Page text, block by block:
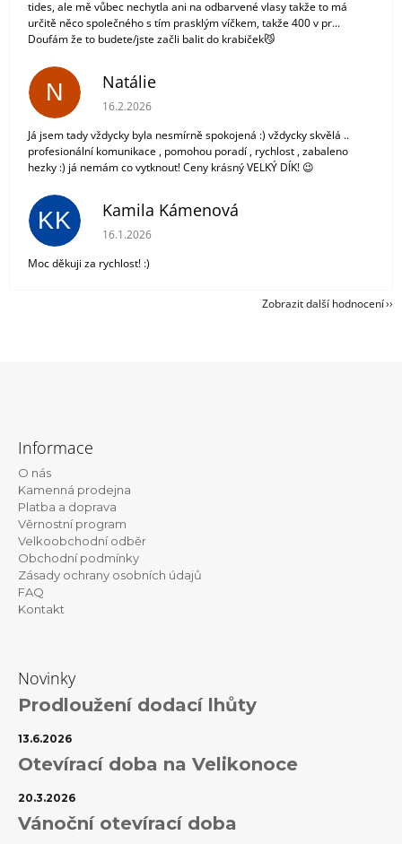
tides, ale mě vůbec nechytla ani na odbarvené vlasy takže to má
určitě něco společného s tím prasklým víčkem, takže 400 v pr...
Doufám že to budete/jste začli balit do krabiček😼
N Natálie
Hodnocení obchodu je 5 z 5 hvězdiček.
16.2.2026
Já jsem tady vždycky byla nesmírně spokojená :) vždycky skvělá ..
profesionální komunikace , pomohou poradí , rychlost , zabaleno
hezky :) já nemám co vytknout! Ceny krásný VELKÝ DÍK! 😉
KK Kamila Kámenová
Hodnocení obchodu je 5 z 5 hvězdiček.
16.1.2026
Moc děkuji za rychlost! :)
Zobrazit další hodnocení
Informace
O nás
Kamenná prodejna
Platba a doprava
Věrnostní program
Velkoobchodní odběr
Obchodní podmínky
Zásady ochrany osobních údajů
FAQ
Kontakt
Novinky
Prodloužení dodací lhůty
13.6.2026
Otevírací doba na Velikonoce
20.3.2026
Vánoční otevírací doba